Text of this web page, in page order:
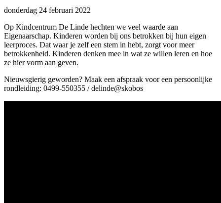
donderdag 24 februari 2022
Op Kindcentrum De Linde hechten we veel waarde aan
Eigenaarschap. Kinderen worden bij ons betrokken bij hun eigen
leerproces. Dat waar je zelf een stem in hebt, zorgt voor meer
betrokkenheid. Kinderen denken mee in wat ze willen leren en hoe
ze hier vorm aan geven.
Nieuwsgierig geworden? Maak een afspraak voor een persoonlijke
rondleiding: 0499-550355 / delinde@skobos